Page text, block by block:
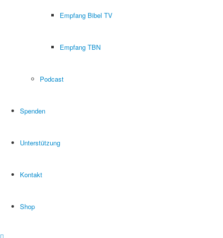
Empfang Bibel TV
Empfang TBN
Podcast
Spenden
Unterstützung
Kontakt
Shop